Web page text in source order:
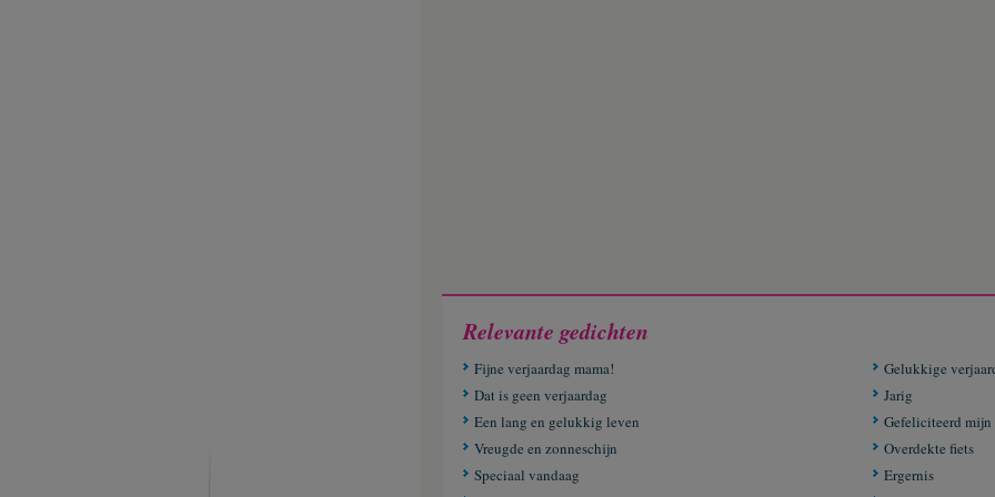
Relevante gedichten
Fijne verjaardag mama!
Dat is geen verjaardag
Een lang en gelukkig leven
Vreugde en zonneschijn
Speciaal vandaag
Gelukkige
Jarig
Gefeliciteerd
Overdekte fiets
Ergernis